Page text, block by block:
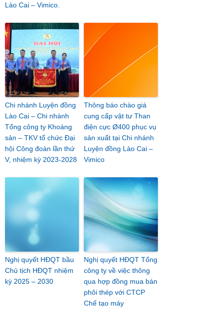
Lào Cai – Vimico.
Chi nhánh Luyện đồng
Lào Cai – Chi nhánh
Tổng công ty Khoáng
sản – TKV tổ chức Đại
hội Công đoàn lần thứ
V, nhiệm kỳ 2023-2028
Thông báo chào giá
cung cấp vật tư Than
điện cực Ø400 phục vụ
sản xuất tại Chi nhánh
Luyện đồng Lào Cai –
Vimico
Nghị quyết HĐQT bầu
Chủ tịch HĐQT nhiệm
kỳ 2025 – 2030
Nghị quyết HĐQT Tổng
công ty về việc thông
qua hợp đồng mua bán
phôi thép với CTCP
Chế tạo máy